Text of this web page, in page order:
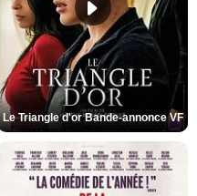
Le Triangle d'or Bande-annonce VF